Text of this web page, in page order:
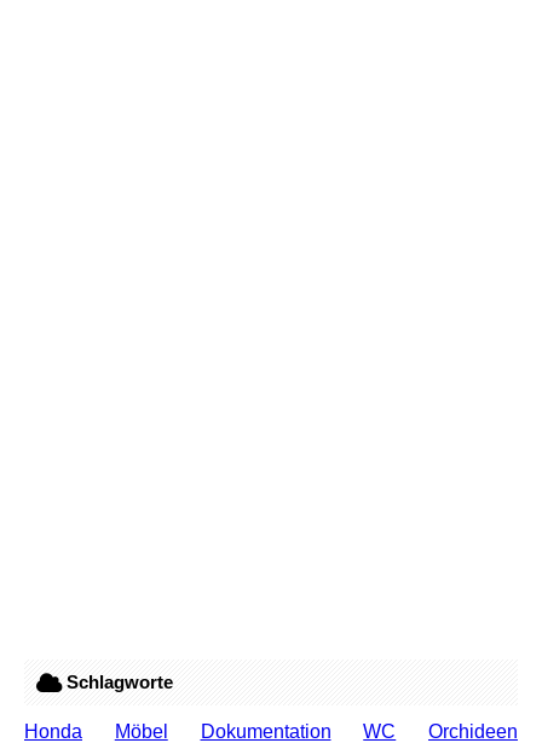
Schlagworte
Honda Möbel Dokumentation WC
Orchideen